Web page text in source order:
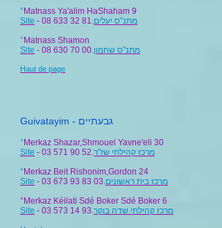
° Matnass Ya'alim HaShaham 9
Site - 08 633 32 81.מתנ”ס יעלים
° Matnass Shamon
Site - 08 630 70 00.מתנ”ס שחמון
Haut de page
Guivatayim - גבעתיים
° Merkaz Shazar,Shmouel Yavne'eli 30
Site - 03 571 90 52.מרכז קהילתי שז"ר
° Merkaz Beit Rishonim,Gordon 24
Site - 03 673 93 83 03.מרכז בית ראשונים
°Merkaz Kéilati Sdé Boker Sdé Boker 6
Site - 03 573 14 93.מרכז קהילתי שדה בוקר